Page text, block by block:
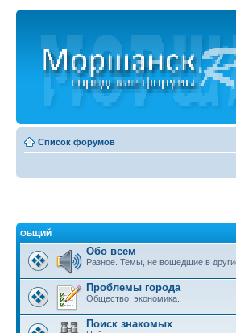
Список форумов
ОБЩИЙ
Обо всем
Разное. Темы, не вошедшие в
Проблемы города
Общество, экономика.
Поиск знакомых